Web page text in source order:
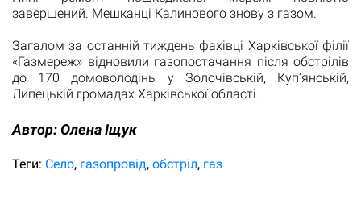
завершений. Мешканці Калинового знову з газом.
Загалом за останній тиждень фахівці Харківської філії
«Газмереж» відновили газопостачання після обстрілів
до 170 домоволодінь у Золочівській, Куп’янській,
Липецькій громадах Харківської області.
Автор:Олена Іщук
Теги: Село газопровід обстріл газ